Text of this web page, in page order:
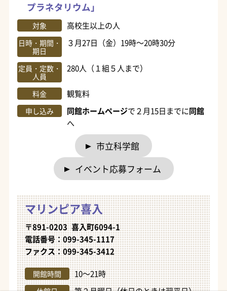
プラネタリウム」
対象 高校生以上の人
日時・期間・
期日
３月27日（金）19時～20時30分
定員・定数・
人員
280人（１組５人まで）
料金 観覧料
申し込み 同館ホームページで２月15日までに同館
へ
市立科学館
イベント応募フォーム
マリンピア喜入
〒891-0203 喜入町6094-1
電話番号：099-345-1117
ファクス：099-345-3412
開館時間 10～21時